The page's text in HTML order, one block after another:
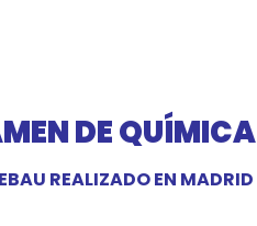
DE
REALIZADO EN